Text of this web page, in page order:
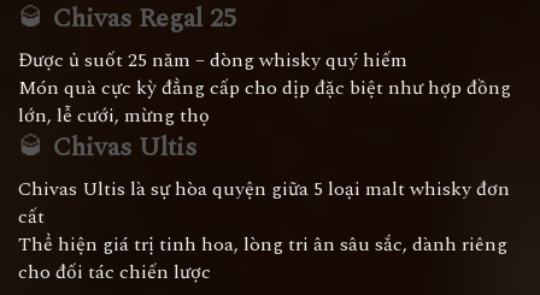
🥃 Chivas Regal 25
Được ủ suốt 25 năm – dòng whisky quý hiếm
Món quà cực kỳ đẳng cấp cho dịp đặc biệt như hợp đồng
lớn, lễ cưới, mừng thọ
🥃 Chivas Ultis
Chivas Ultis là sự hòa quyện giữa 5 loại malt whisky đơn
cất
Thể hiện giá trị tinh hoa, lòng tri ân sâu sắc, dành riêng
cho đối tác chiến lược